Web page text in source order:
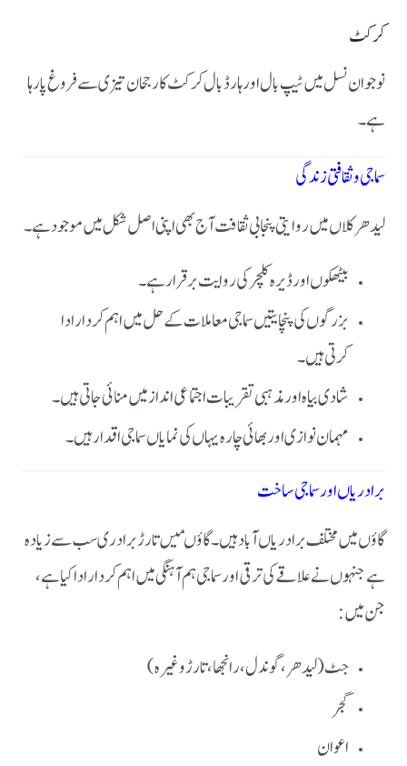
کرکٹ
نوجوان نسل میں ٹیپ بال اور ہارڈ بال کرکٹ کا رجحان تیزی سے فروغ پا رہا
ہے۔
سماجی و ثقافتی زندگی
لیدھر کلاں میں روایتی پنجابی ثقافت آج بھی اپنی اصل شکل میں موجود ہے۔
بیٹھکوں اور ڈیرہ کلچر کی روایت برقرار ہے۔
بزرگوں کی پنچایتیں سماجی معاملات کے حل میں اہم کردار ادا
کرتی ہیں۔
شادی بیاہ اور مذہبی تقریبات اجتماعی انداز میں منائی جاتی ہیں۔
مہمان نوازی اور بھائی چارہ یہاں کی نمایاں سماجی اقدار ہیں۔
برادریاں اور سماجی ساخت
گاؤں میں مختلف برادریاں آباد ہیں ۔گاؤںمیں تارڑ برادری سب سے زیادہ
ہےجنہوں نے علاقے کی ترقی اور سماجی ہم آہنگی میں اہم کردار ادا کیا ہے،
جن میں:
جٹ (لیدھر، گوندل، رانجھا، تارڑ وغیرہ)
گجر
اعوان